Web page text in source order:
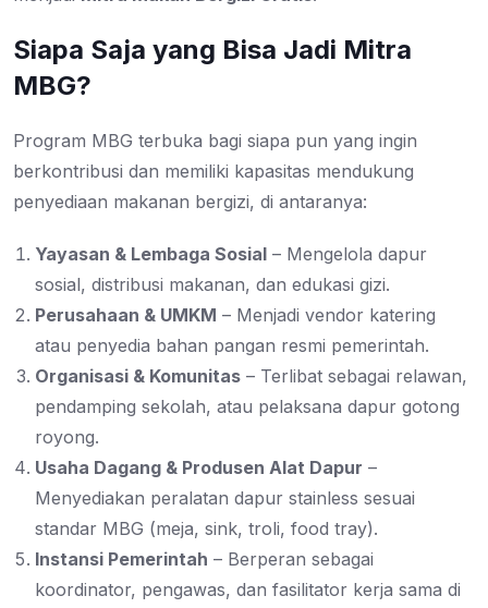
Siapa Saja yang Bisa Jadi Mitra
MBG?
Program MBG terbuka bagi siapa pun yang ingin
berkontribusi dan memiliki kapasitas mendukung
penyediaan makanan bergizi, di antaranya:
Yayasan & Lembaga Sosial – Mengelola dapur
sosial, distribusi makanan, dan edukasi gizi.
Perusahaan & UMKM – Menjadi vendor katering
atau penyedia bahan pangan resmi pemerintah.
Organisasi & Komunitas – Terlibat sebagai relawan,
pendamping sekolah, atau pelaksana dapur gotong
royong.
Usaha Dagang & Produsen Alat Dapur –
Menyediakan peralatan dapur stainless sesuai
standar MBG (meja, sink, troli, food tray).
Instansi Pemerintah – Berperan sebagai
koordinator, pengawas, dan fasilitator kerja sama di